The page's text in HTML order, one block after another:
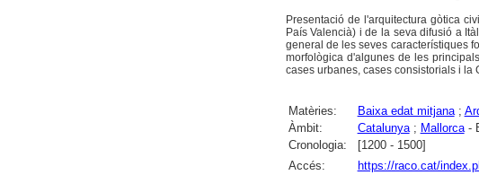
Presentació de l'arquitectura gòtica
País Valencià) i de la seva difusió a
general de les seves característiques
morfològica d'algunes de les
cases urbanes, cases consistorials i la
Matèries: Baixa edat mitjana;
Àmbit:
Catalunya; Mallorca-
Cronologia:
[1200 - 1500]
Accés:
https://raco.cat/